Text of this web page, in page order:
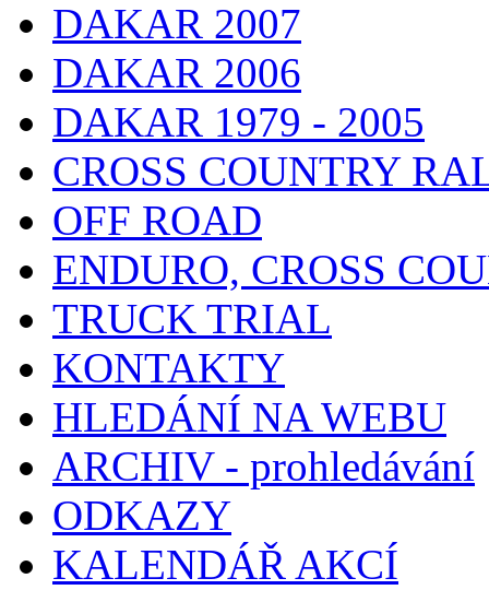
DAKAR 2007
DAKAR 2006
DAKAR 1979 - 2005
CROSS COUNTRY
OFF ROAD
ENDURO, CROSS
TRUCK TRIAL
KONTAKTY
HLEDÁNÍ NA WEBU
ARCHIV - prohledávání
ODKAZY
KALENDÁŘ AKCÍ